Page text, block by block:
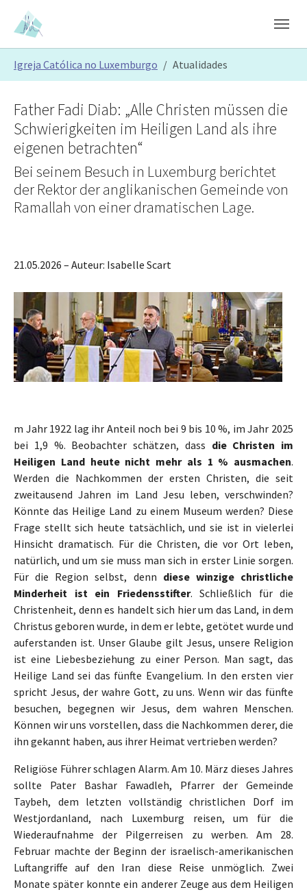
Skip to main content
Skip to page footer
Igreja Católica no Luxemburgo Atualidades
Show larger versionShow larger versionShow larger version
Father Fadi Diab: „Alle Christen müssen die
Schwierigkeiten im Heiligen Land als ihre
eigenen betrachten“
Bei seinem Besuch in Luxemburg berichtet
der Rektor der anglikanischen Gemeinde von
Ramallah von einer dramatischen Lage.
21.05.2026 – Auteur: Isabelle Scart
m Jahr 1922 lag ihr Anteil noch bei 9 bis 10 %, im Jahr 2025
bei 1,9 %. Beobachter schätzen, dass die Christen im
Heiligen Land heute nicht mehr als 1 % ausmachen.
Werden die Nachkommen der ersten Christen, die seit
zweitausend Jahren im Land Jesu leben, verschwinden?
Könnte das Heilige Land zu einem Museum werden? Diese
Frage stellt sich heute tatsächlich, und sie ist in vielerlei
Hinsicht dramatisch. Für die Christen, die vor Ort leben,
natürlich, und um sie muss man sich in erster Linie sorgen.
Für die Region selbst, denn diese winzige christliche
Minderheit ist ein Friedensstifter. Schließlich für die
Christenheit, denn es handelt sich hier um das Land, in dem
Christus geboren wurde, in dem er lebte, getötet wurde und
auferstanden ist. Unser Glaube gilt Jesus, unsere Religion
ist eine Liebesbeziehung zu einer Person. Man sagt, das
Heilige Land sei das fünfte Evangelium. In den ersten vier
spricht Jesus, der wahre Gott, zu uns. Wenn wir das fünfte
besuchen, begegnen wir Jesus, dem wahren Menschen.
Können wir uns vorstellen, dass die Nachkommen derer, die
ihn gekannt haben, aus ihrer Heimat vertrieben werden?
Religiöse Führer schlagen Alarm. Am 10. März dieses Jahres
sollte Pater Bashar Fawadleh, Pfarrer der Gemeinde
Taybeh, dem letzten vollständig christlichen Dorf im
Westjordanland, nach Luxemburg reisen, um für die
Wiederaufnahme der Pilgerreisen zu werben. Am 28.
Februar machte der Beginn der israelisch-amerikanischen
Luftangriffe auf den Iran diese Reise unmöglich. Zwei
Monate später konnte ein anderer Zeuge aus dem Heiligen